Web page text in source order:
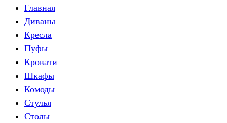
Главная
Диваны
Кресла
Пуфы
Кровати
Шкафы
Комоды
Стулья
Столы